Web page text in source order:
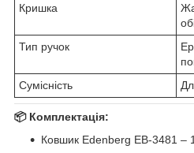
Кришка
Тип ручок
Сумісність
📦 Комплектація:
Ковшик Edenberg EB-3481 –